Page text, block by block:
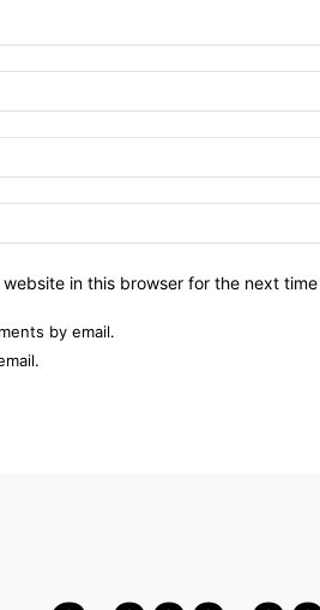
in this browser for the next
by email.